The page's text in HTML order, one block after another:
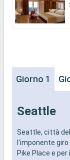
Giorno 1
Seattle
Seattle, città
l'imponente
Pike Place e